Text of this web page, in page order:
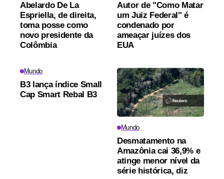
Abelardo De La
Espriella, de direita,
toma posse como
novo presidente da
Colômbia
Autor de "Como Matar
um Juiz Federal" é
condenado por
ameaçar juízes dos
EUA
Mundo
B3 lança índice Small
Cap Smart Rebal B3
Mundo
Desmatamento na
Amazônia cai 36,9% e
atinge menor nível da
série histórica, diz